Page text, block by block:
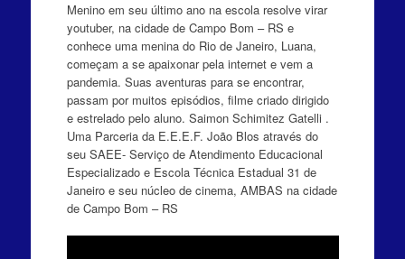
Menino em seu último ano na escola resolve virar
youtuber, na cidade de Campo Bom – RS e
conhece uma menina do Rio de Janeiro, Luana,
começam a se apaixonar pela internet e vem a
pandemia. Suas aventuras para se encontrar,
passam por muitos episódios, filme criado dirigido
e estrelado pelo aluno. Saimon Schimitez Gatelli .
Uma Parceria da E.E.E.F. João Blos através do
seu SAEE- Serviço de Atendimento Educacional
Especializado e Escola Técnica Estadual 31 de
Janeiro e seu núcleo de cinema, AMBAS na cidade
de Campo Bom – RS